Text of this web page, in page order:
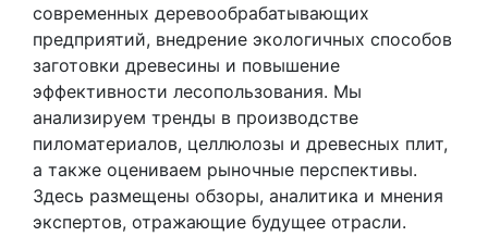
современных деревообрабатывающих
предприятий, внедрение экологичных способов
заготовки древесины и повышение
эффективности лесопользования. Мы
анализируем тренды в производстве
пиломатериалов, целлюлозы и древесных плит,
а также оцениваем рыночные перспективы.
Здесь размещены обзоры, аналитика и мнения
экспертов, отражающие будущее отрасли.